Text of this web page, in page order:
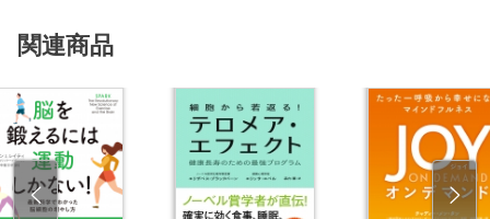
関連商品